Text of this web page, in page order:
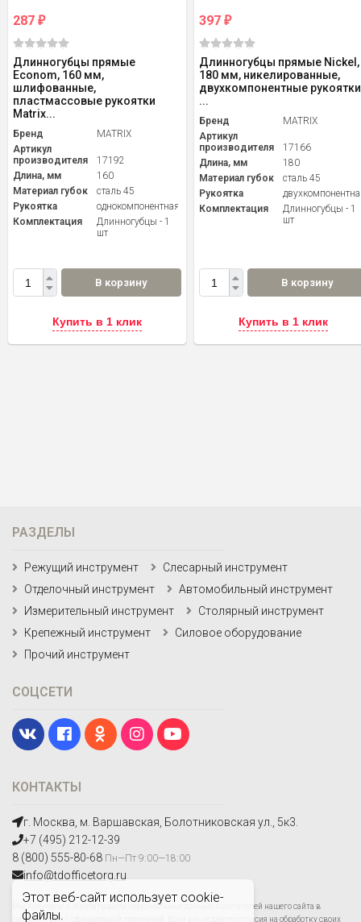
Этот веб-сайт использует cookie-
файлы.
287 ₽
Длинногубцы прямые
Econom, 160 мм,
шлифованные,
пластмассовые рукоятки
Matrix...
Бренд
MATRIX
Артикул
производителя
17192
Длина, мм
160
Материал губок
сталь 45
Рукоятка
однокомпонентная
Комплектация
Длинногубцы - 1
шт
В корзину
Купить в 1 клик
397 ₽
Длинногубцы прямые Nickel,
180 мм, никелированные,
двухкомпонентные рукоятки
...
Бренд
MATRIX
Артикул
производителя
17166
Длина, мм
180
Материал губок
сталь 45
Рукоятка
Комплектация
Длинногубцы - 1
шт
В корзину
Купить в 1 клик
КОНТАКТЫ
г. Москва, м. Варшавская, Болотниковская ул., 5к3.
+7 (495) 212-12-39
8 (800) 555-80-68 Пн—Пт 9:00—18:00
info@tdofficetorg.ru
Мы получаем и обрабатываем персональные данные посетителей нашего сайта в
соответствии с
. Если вы не даете согласия на обработку своих
РАЗДЕЛЫ
Режущий инструмент
Слесарный инструмент
Отделочный инструмент
Автомобильный инструмент
Измерительный инструмент
Столярный инструмент
Крепежный инструмент
Силовое оборудование
Прочий инструмент
СОЦСЕТИ